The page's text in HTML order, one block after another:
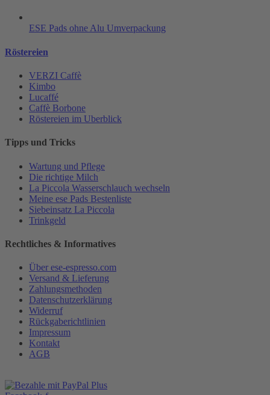
ESE Pads ohne Alu Umverpackung
Röstereien
VERZI Caffè
Kimbo
Lucaffé
Caffè Borbone
Röstereien im Uberblick
Tipps und Tricks
Wartung und Pflege
Die richtige Milch
La Piccola Wasserschlauch wechseln
Meine ese Pads Bestenliste
Siebeinsatz La Piccola
Trinkgeld
Rechtliches & Informatives
Über ese-espresso.com
Versand & Lieferung
Zahlungsmethoden
Datenschutzerklärung
Widerruf
Rückgaberichtlinien
Impressum
Kontakt
AGB